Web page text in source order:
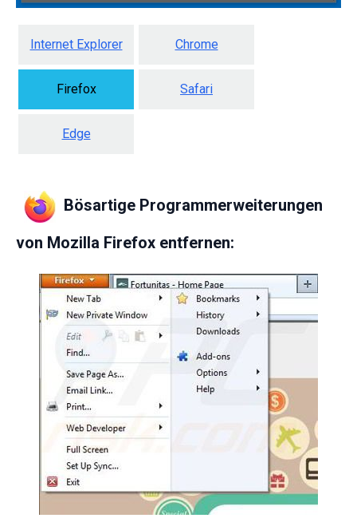
Internet Explorer Chrome
Firefox Safari
Edge
Bösartige Programmerweiterungen
von Mozilla Firefox entfernen: